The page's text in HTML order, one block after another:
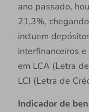
ano passado,
21,3%,
incluem
interfinanceiros
em LCA (Letra
LCI (Letra de
Indicador de